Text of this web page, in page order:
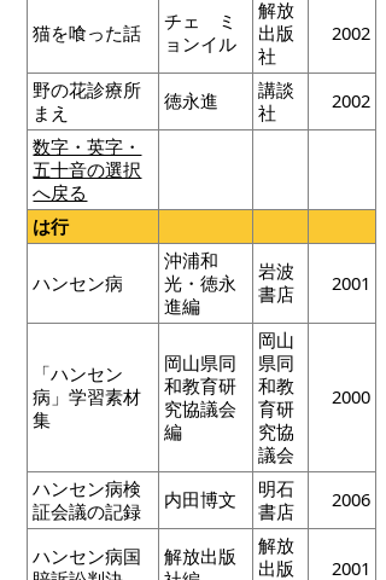
猫を喰った話
チェ ミ
ョンイル
解放
出版
社
2002
野の花診療所
まえ
徳永進
講談
社
2002
数字・英字・
五十音の選択
へ戻る
は行
ハンセン病
沖浦和
光・徳永
進編
岩波
書店
2001
「ハンセン
病」学習素材
集
岡山県同
和教育研
究協議会
編
岡山
県同
和教
育研
究協
議会
2000
ハンセン病検
証会議の記録
内田博文
明石
書店
2006
ハンセン病国
解放出版
解放
出版
2001